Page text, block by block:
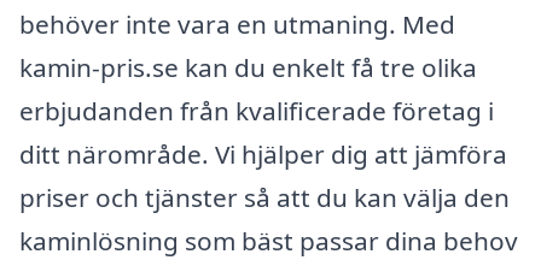
behöver inte vara en utmaning. Med
kamin-pris.se kan du enkelt få tre olika
erbjudanden från kvalificerade företag i
ditt närområde. Vi hjälper dig att jämföra
priser och tjänster så att du kan välja den
kaminlösning som bäst passar dina behov